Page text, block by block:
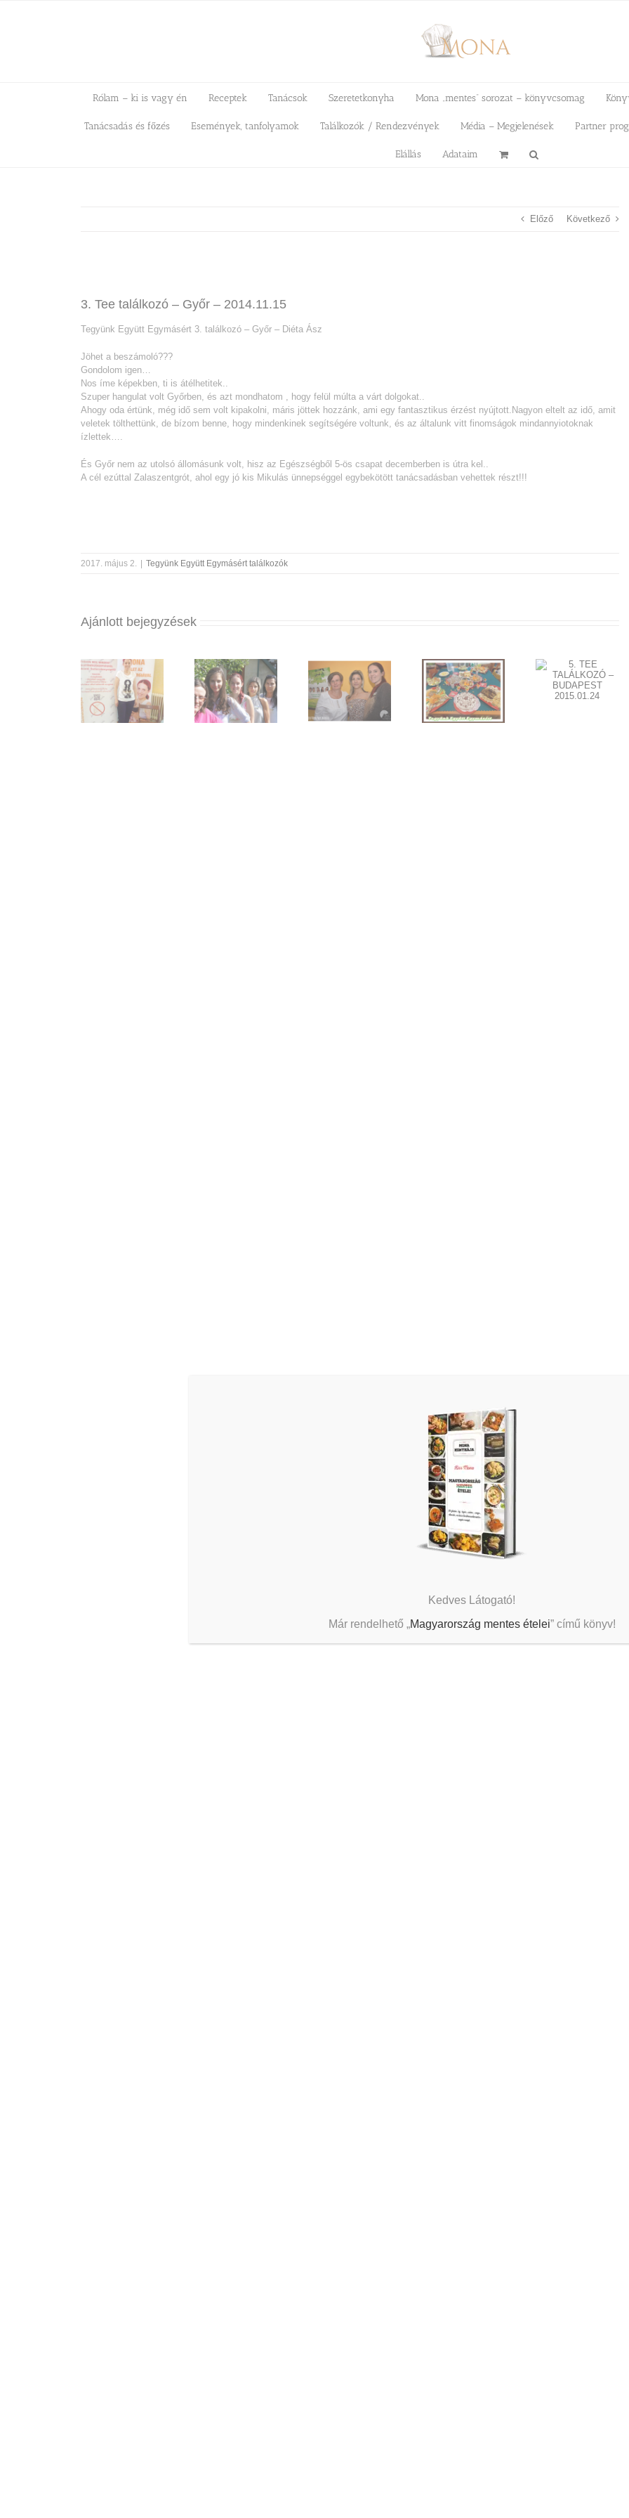
Rólam – ki is vagy én Receptek Tanácsok Szeretetkonyha Mona „mentes” sorozat – könyvcsomag
Tanácsadás és főzés Események, tanfolyamok Találkozók / Rendezvények Média – Megjelenések Partner
Elállás Adataim
Előző Következő
Image
3. Tee találkozó – Győr – 2014.11.15
Tegyünk Együtt Egymásért 3. találkozó – Győr – Diéta Ász
Jöhet a beszámoló???
Gondolom igen…
Nos íme képekben, ti is átélhetitek..
Szuper hangulat volt Győrben, és azt mondhatom , hogy felül múlta a várt dolgokat..
Ahogy oda értünk, még idő sem volt kipakolni, máris jöttek hozzánk, ami egy fantasztikus érzést nyújtott.Nagyon eltelt az idő, amit
veletek tölthettünk, de bízom benne, hogy mindenkinek segítségére voltunk, és az általunk vitt finomságok mindannyiotoknak
ízlettek….
És Győr nem az utolsó állomásunk volt, hisz az Egészségből 5-ös csapat decemberben is útra kel..
A cél ezúttal Zalaszentgrót, ahol egy jó kis Mikulás ünnepséggel egybekötött tanácsadásban vehettek részt!!!
2017. május 2. Tegyünk Együtt Egymásért találkozók
Ajánlott bejegyzések
Kedves Látogató!
Már rendelhető „Magyarország mentes ételei” című könyv!